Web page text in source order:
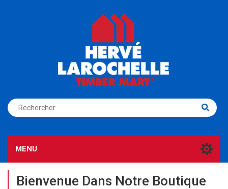
S'ENREGISTRER CONNEXION
MENU
Bienvenue Dans Notre Boutique